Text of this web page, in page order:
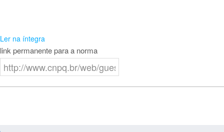
Ler na íntegra
link permanente para a norma